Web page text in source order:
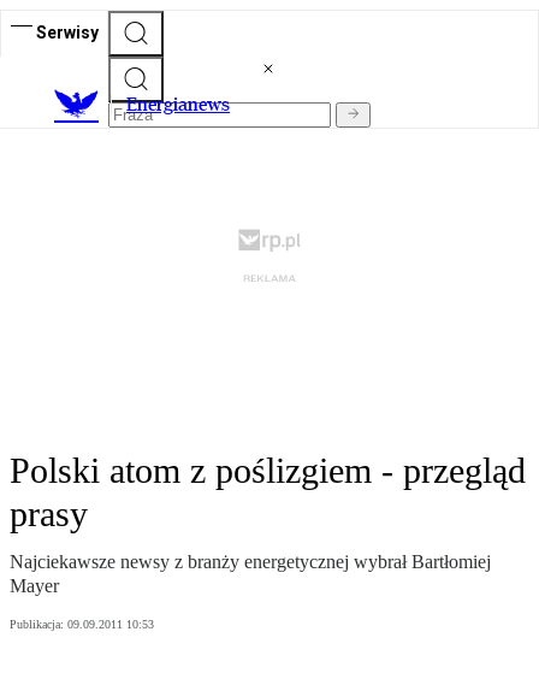
Serwisy
Energianews
Polski atom z poślizgiem - przegląd
prasy
Najciekawsze newsy z branży energetycznej wybrał Bartłomiej
Mayer
Publikacja: 09.09.2011 10:53